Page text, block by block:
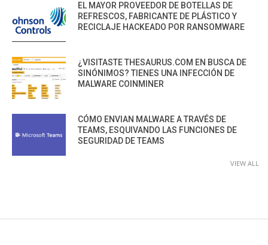
EL MAYOR PROVEEDOR DE BOTELLAS DE
REFRESCOS, FABRICANTE DE PLÁSTICO Y
RECICLAJE HACKEADO POR RANSOMWARE
¿VISITASTE THESAURUS.COM EN BUSCA DE
SINÓNIMOS? TIENES UNA INFECCIÓN DE
MALWARE COINMINER
CÓMO ENVIAN MALWARE A TRAVÉS DE
TEAMS, ESQUIVANDO LAS FUNCIONES DE
SEGURIDAD DE TEAMS
VIEW ALL